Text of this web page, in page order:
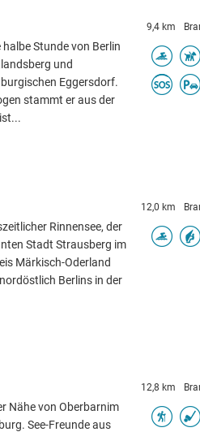
9,4 km
Stunde von Berlin
und
Eggersdorf.
stammt er aus der
12,0 km
Rinnensee, der
Stadt Strausberg im
Märkisch-Oderland
Berlins in der
12,8 km
Nähe von Oberbarnim
See-Freunde aus